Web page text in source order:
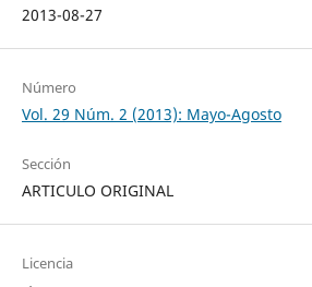
2013-08-27
Número
Vol. 29 Núm. 2 (2013): Mayo-Agosto
Sección
ARTICULO ORIGINAL
Licencia